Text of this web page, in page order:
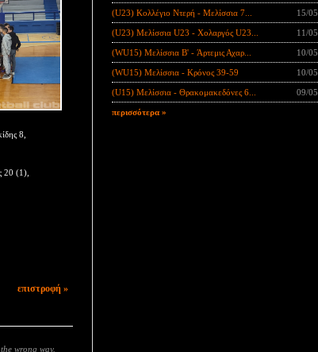
8,
20 (1),
επιστροφή »
wrong way.
(U23) Κολλέγιο Ντερή - Μελίσσια 7... 15/05
(U23) Μελίσσια U23 - Χολαργός U23... 11/05
(WU15) Μελίσσια B' - Άρτεμις Αχαρ... 10/05
(WU15) Μελίσσια - Κρόνος 39-59 10/05
(U15) Μελίσσια - Θρακομακεδόνες 6... 09/05
περισσότερα »